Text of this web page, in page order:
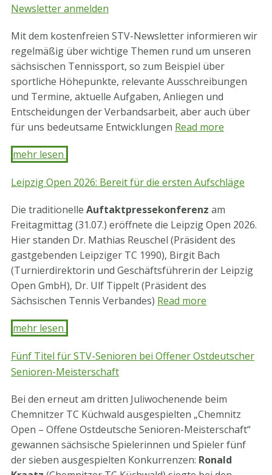
Newsletter anmelden
Mit dem kostenfreien STV-Newsletter informieren wir
regelmäßig über wichtige Themen rund um unseren
sächsischen Tennissport, so zum Beispiel über
sportliche Höhepunkte, relevante Ausschreibungen
und Termine, aktuelle Aufgaben, Anliegen und
Entscheidungen der Verbandsarbeit, aber auch über
für uns bedeutsame Entwicklungen Read more
mehr lesen ​
Leipzig Open 2026: Bereit für die ersten Aufschläge
Die traditionelle Auftaktpressekonferenz am
Freitagmittag (31.07.) eröffnete die Leipzig Open 2026.
Hier standen Dr. Mathias Reuschel (Präsident des
gastgebenden Leipziger TC 1990), Birgit Bach
(Turnierdirektorin und Geschäftsführerin der Leipzig
Open GmbH), Dr. Ulf Tippelt (Präsident des
Sächsischen Tennis Verbandes) Read more
mehr lesen ​
Fünf Titel für STV-Senioren bei Offener Ostdeutscher
Senioren-Meisterschaft
Bei den erneut am dritten Juliwochenende beim
Chemnitzer TC Küchwald ausgespielten „Chemnitz
Open – Offene Ostdeutsche Senioren-Meisterschaft“
gewannen sächsische Spielerinnen und Spieler fünf
der sieben ausgespielten Konkurrenzen: Ronald